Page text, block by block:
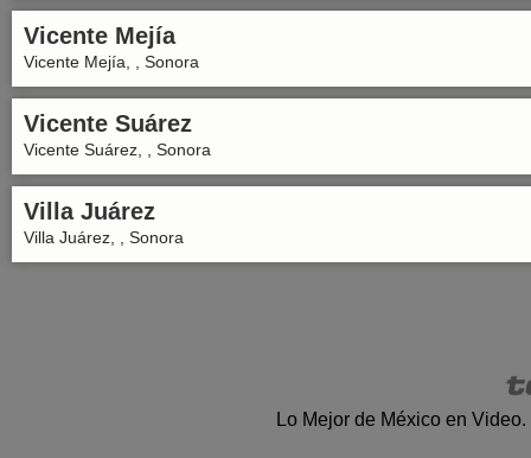
Vicente Mejía
Vicente Mejía, , Sonora
Vicente Suárez
Vicente Suárez, , Sonora
Villa Juárez
Villa Juárez, , Sonora
Lo Mejor de México en